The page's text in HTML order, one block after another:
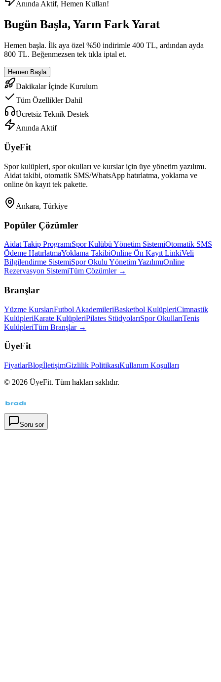
Anında Aktif, Hemen Kullan!
Bugün Başla, Yarın Fark Yarat
Hemen başla. İlk aya özel %50 indirimle 400 TL, ardından ayda
800 TL. Beğenmezsen tek tıkla iptal et.
Hemen Başla
Dakikalar İçinde Kurulum
Tüm Özellikler Dahil
Ücretsiz Teknik Destek
Anında Aktif
ÜyeFit
Spor kulüpleri, spor okulları ve kurslar için üye yönetim yazılımı.
Aidat takibi, otomatik SMS/WhatsApp hatırlatma, yoklama ve
online ön kayıt tek pakette.
Ankara, Türkiye
Popüler Çözümler
Aidat Takip ProgramıSpor Kulübü Yönetim SistemiOtomatik SMS
Ödeme HatırlatmaYoklama TakibiOnline Ön Kayıt LinkiVeli
Bilgilendirme SistemiSpor Okulu Yönetim YazılımıOnline
Rezervasyon SistemiTüm Çözümler →
Branşlar
Yüzme KurslarıFutbol AkademileriBasketbol KulüpleriCimnastik
KulüpleriKarate KulüpleriPilates StüdyolarıSpor OkullarıTenis
KulüpleriTüm Branşlar →
ÜyeFit
FiyatlarBlogİletişimGizlilik PolitikasıKullanım Koşulları
© 2026 ÜyeFit. Tüm hakları saklıdır.
Soru sor